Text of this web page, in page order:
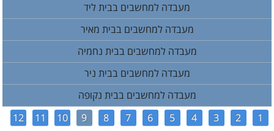
מעבדה למחשבים בבית ליד
מעבדה למחשבים בבית מאיר
מעבדה למחשבים בבית נחמיה
מעבדה למחשבים בבית ניר
מעבדה למחשבים בבית נקופה
1
2
3
4
5
6
7
8
9
10
11
12